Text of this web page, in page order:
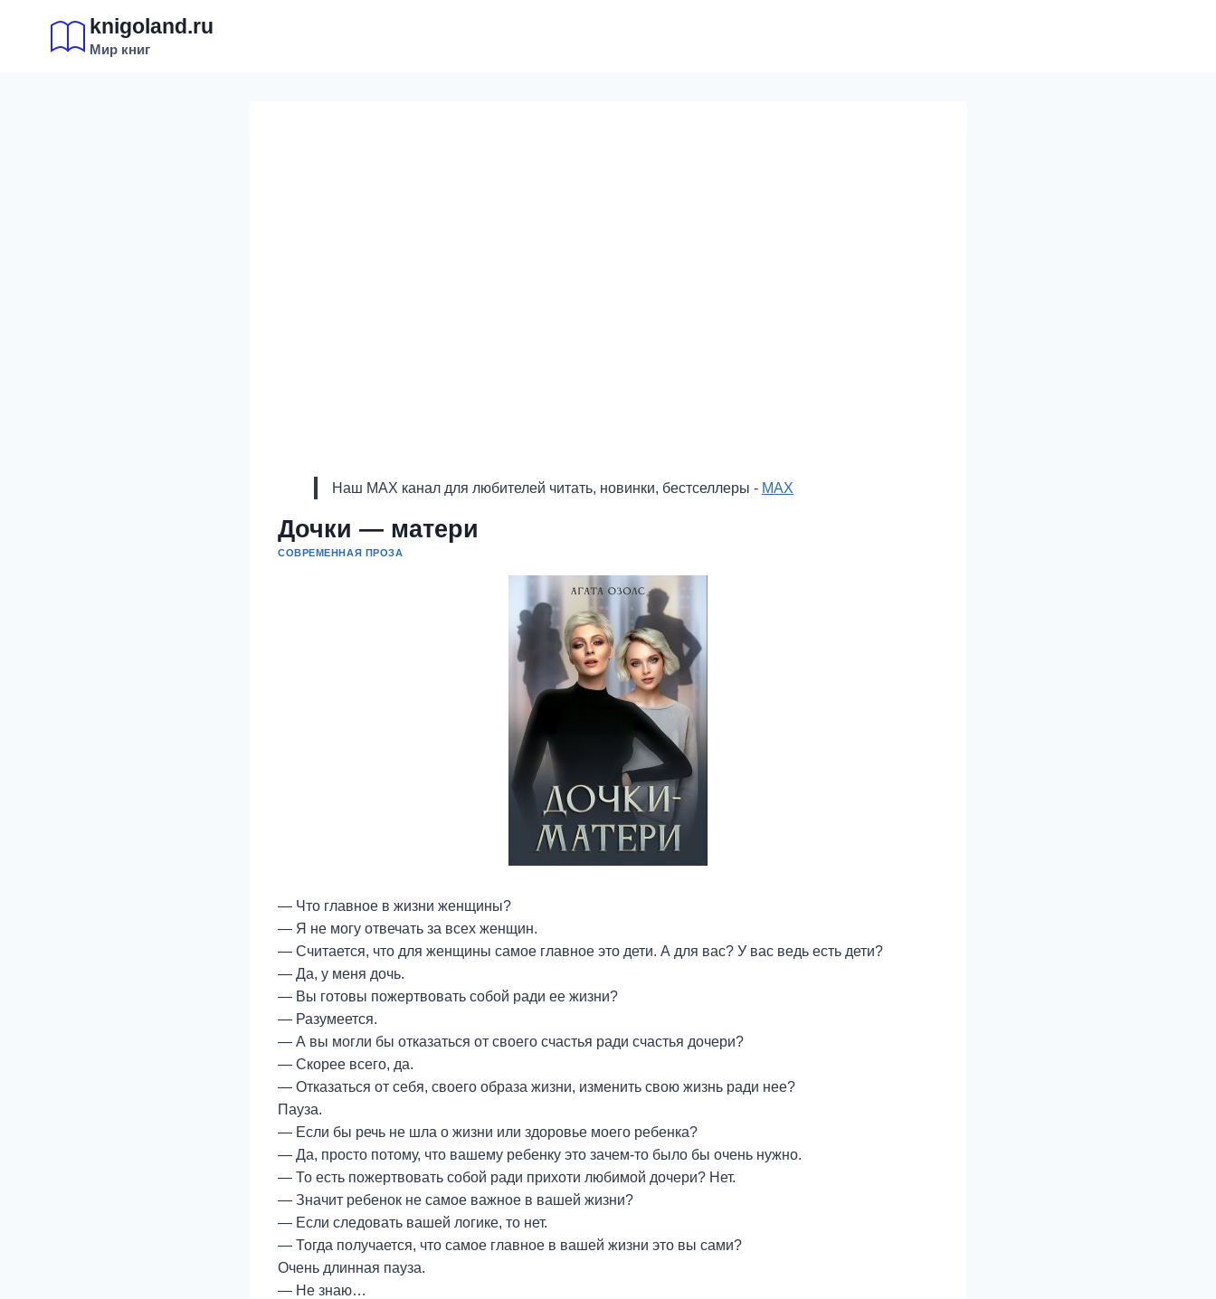
содержимому
knigoland.ru
Мир книг
Наш MAX канал для любителей читать, новинки, бестселлеры - MAX
Дочки — матери
СОВРЕМЕННАЯ ПРОЗА
— Что главное в жизни женщины?
— Я не могу отвечать за всех женщин.
— Считается, что для женщины самое главное это дети. А для вас? У вас ведь есть дети?
— Да, у меня дочь.
— Вы готовы пожертвовать собой ради ее жизни?
— Разумеется.
— А вы могли бы отказаться от своего счастья ради счастья дочери?
— Скорее всего, да.
— Отказаться от себя, своего образа жизни, изменить свою жизнь ради нее?
Пауза.
— Если бы речь не шла о жизни или здоровье моего ребенка?
— Да, просто потому, что вашему ребенку это зачем-то было бы очень нужно.
— То есть пожертвовать собой ради прихоти любимой дочери? Нет.
— Значит ребенок не самое важное в вашей жизни?
— Если следовать вашей логике, то нет.
— Тогда получается, что самое главное в вашей жизни это вы сами?
Очень длинная пауза.
— Не знаю…